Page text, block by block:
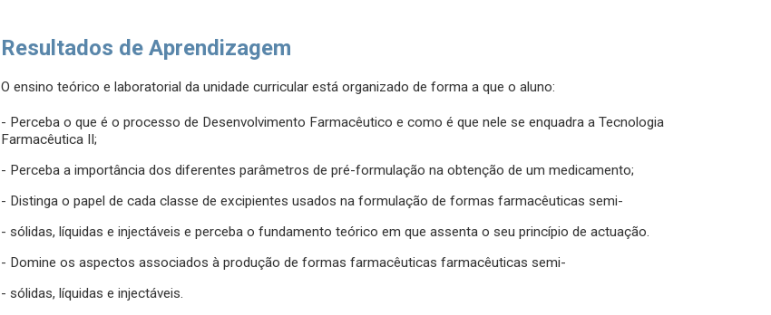
Resultados de Aprendizagem
O ensino teórico e laboratorial da unidade curricular está organizado de forma a que o aluno:
- Perceba o que é o processo de Desenvolvimento Farmacêutico e como é que nele se enquadra a Tecnologia
Farmacêutica II;
- Perceba a importância dos diferentes parâmetros de pré-formulação na obtenção de um medicamento;
- Distinga o papel de cada classe de excipientes usados na formulação de formas farmacêuticas semi-
- sólidas, líquidas e injectáveis e perceba o fundamento teórico em que assenta o seu princípio de actuação.
- Domine os aspectos associados à produção de formas farmacêuticas farmacêuticas semi-
- sólidas, líquidas e injectáveis.